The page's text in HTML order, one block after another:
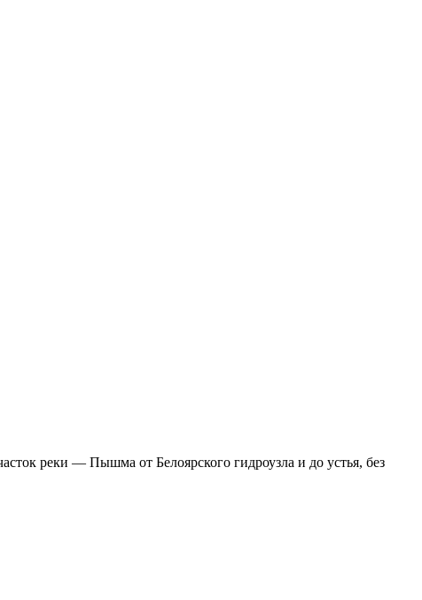
реки — Пышма от Белоярского гидроузла и до устья, без